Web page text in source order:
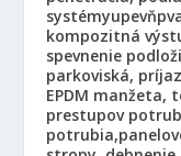
systémy
kompozitná
spevnenie
parkoviská,
EPDM manžeta,
prestupov
potrubia,